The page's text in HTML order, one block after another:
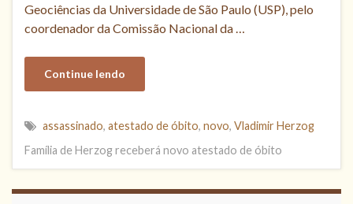
Geociências da Universidade de São Paulo (USP), pelo
coordenador da Comissão Nacional da …
Continue lendo
assassinado, atestado de óbito, novo, Vladimir Herzog
Família de Herzog receberá novo atestado de óbito